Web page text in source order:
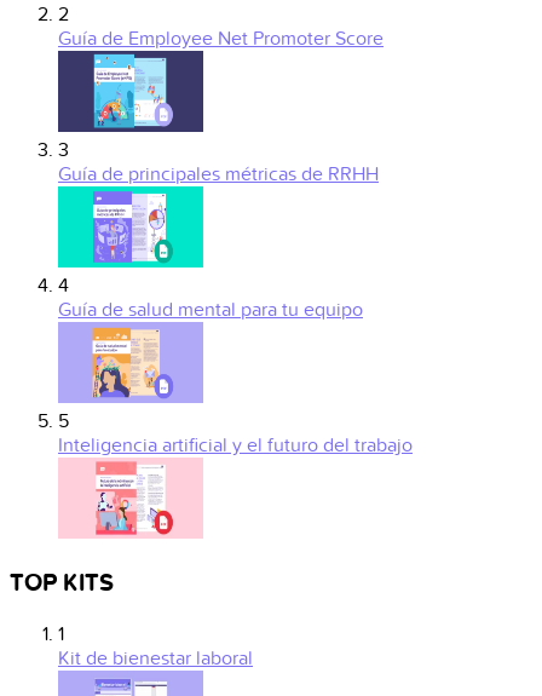
2
Guía de Employee Net Promoter Score
3
Guía de principales métricas de RRHH
4
Guía de salud mental para tu equipo
5
Inteligencia artificial y el futuro del trabajo
TOP KITS
1
Kit de bienestar laboral